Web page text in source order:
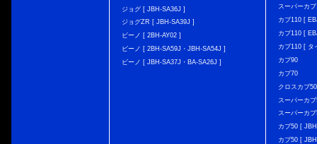
ジョグ [ JBH-SA36J ]
ジョグZR [ JBH-SA39J ]
ビーノ [ 2BH-AY02 ]
ビーノ [ 2BH-SA59J・JBH-SA54J ]
ビーノ [ JBH-SA37J・BA-SA26J ]
スーパーカ
カブ110 [
カブ110 [
カブ110 [ タ
カブ90
カブ70
クロスカブ
スーパーカ
スーパーカ
カブ50 [
カブ50 [